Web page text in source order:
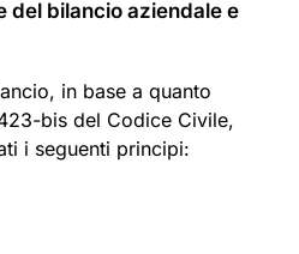
del bilancio aziendale e
in base a quanto
bis del Codice Civile,
i seguenti principi: